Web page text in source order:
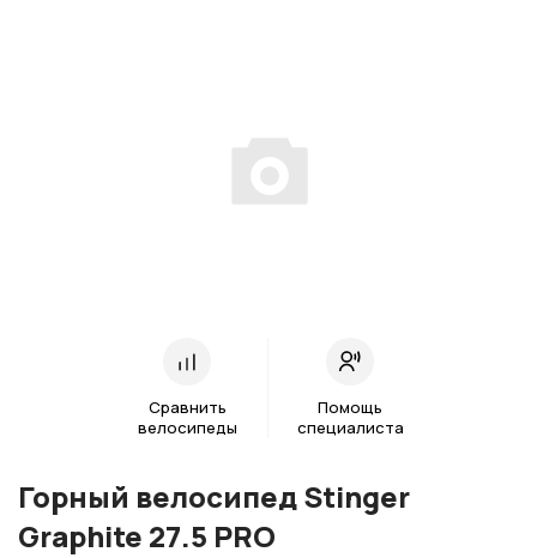
Сравнить
велосипеды
Помощь
специалиста
Горный велосипед Stinger
Graphite 27.5 PRO